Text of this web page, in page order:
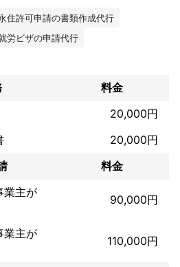
人の応援もしています。
画や夢を達成することができたらい
います。
婚手続、相続遺言
足していただけるかと思います。
のために、そして目標達成の一歩を
ださい！
住許可申請の書類作成代行
労ビザの申請代行
料金
20,000円
20,000円
料金
業主が
90,000円
業主が
110,000円